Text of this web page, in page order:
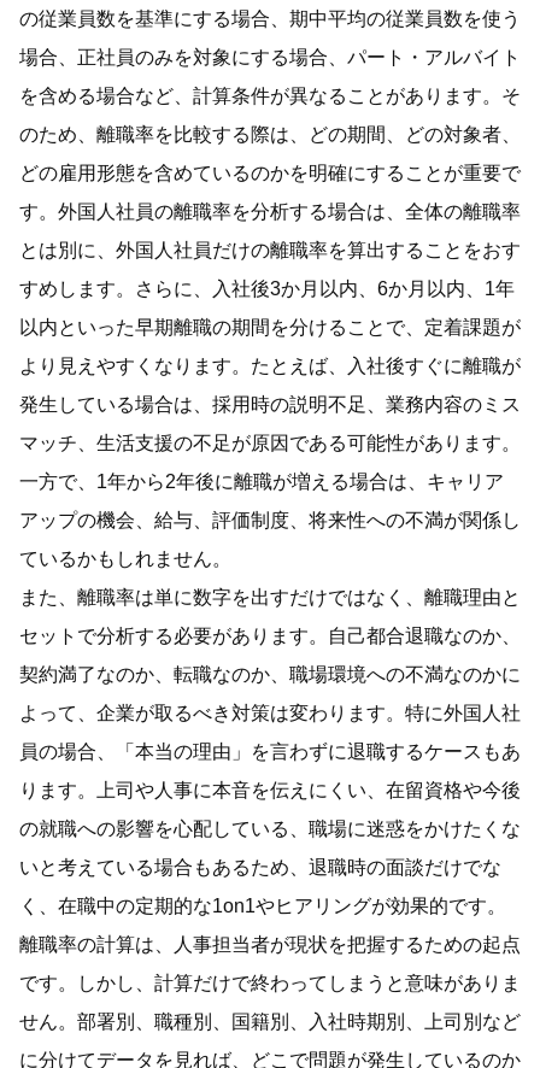
の従業員数を基準にする場合、期中平均の従業員数を使う
場合、正社員のみを対象にする場合、パート・アルバイト
を含める場合など、計算条件が異なることがあります。そ
のため、離職率を比較する際は、どの期間、どの対象者、
どの雇用形態を含めているのかを明確にすることが重要で
す。外国人社員の離職率を分析する場合は、全体の離職率
とは別に、外国人社員だけの離職率を算出することをおす
すめします。さらに、入社後3か月以内、6か月以内、1年
以内といった早期離職の期間を分けることで、定着課題が
より見えやすくなります。たとえば、入社後すぐに離職が
発生している場合は、採用時の説明不足、業務内容のミス
マッチ、生活支援の不足が原因である可能性があります。
一方で、1年から2年後に離職が増える場合は、キャリア
アップの機会、給与、評価制度、将来性への不満が関係し
ているかもしれません。
また、離職率は単に数字を出すだけではなく、離職理由と
セットで分析する必要があります。自己都合退職なのか、
契約満了なのか、転職なのか、職場環境への不満なのかに
よって、企業が取るべき対策は変わります。特に外国人社
員の場合、「本当の理由」を言わずに退職するケースもあ
ります。上司や人事に本音を伝えにくい、在留資格や今後
の就職への影響を心配している、職場に迷惑をかけたくな
いと考えている場合もあるため、退職時の面談だけでな
く、在職中の定期的な1on1やヒアリングが効果的です。
離職率の計算は、人事担当者が現状を把握するための起点
です。しかし、計算だけで終わってしまうと意味がありま
せん。部署別、職種別、国籍別、入社時期別、上司別など
に分けてデータを見れば、どこで問題が発生しているのか